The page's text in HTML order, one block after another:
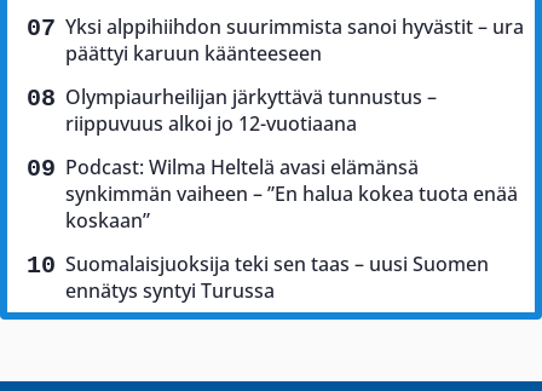
Yksi alppihiihdon suurimmista sanoi hyvästit – ura
päättyi karuun käänteeseen
Olympiaurheilijan järkyttävä tunnustus –
riippuvuus alkoi jo 12-vuotiaana
Podcast: Wilma Heltelä avasi elämänsä
synkimmän vaiheen – ”En halua kokea tuota enää
koskaan”
Suomalaisjuoksija teki sen taas – uusi Suomen
ennätys syntyi Turussa